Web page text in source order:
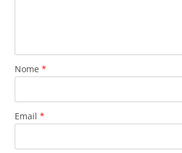
Nome *
Email *